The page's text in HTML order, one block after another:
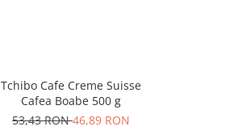
Tchibo Cafe Creme Suisse
Cafea Boabe 500 g
53,43 RON46,89 RON